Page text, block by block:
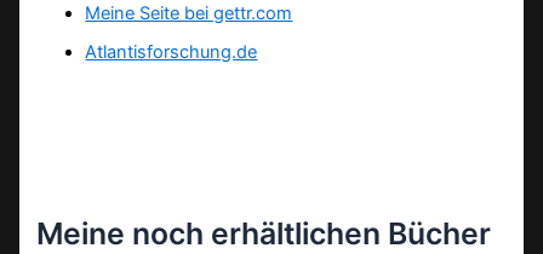
Meine Seite bei gettr.com
Atlantisforschung.de
Meine noch erhältlichen Bücher